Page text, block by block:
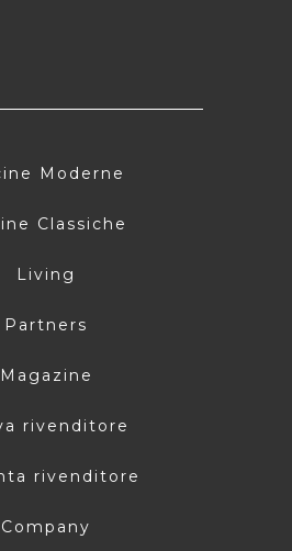
Moderne
Classiche
Living
Partners
Magazine
rivenditore
rivenditore
Company